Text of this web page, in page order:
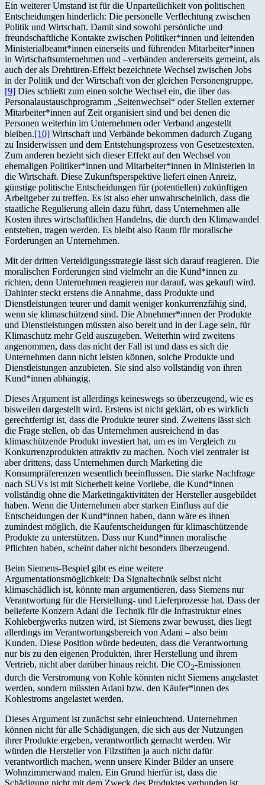
Ein weiterer Umstand ist für die Unparteilichkeit von politischen
Entscheidungen hinderlich: Die personelle Verflechtung zwischen
Politik und Wirtschaft. Damit sind sowohl persönliche und
freundschaftliche Kontakte zwischen Politiker*innen und leitenden
Ministerialbeamt*innen einerseits und führenden Mitarbeiter*innen
in Wirtschaftsunternehmen und –verbänden andererseits gemeint, als
auch der als Drehtüren-Effekt bezeichnete Wechsel zwischen Jobs
in der Politik und der Wirtschaft von der gleichen Personengruppe.
[9] Dies schließt zum einen solche Wechsel ein, die über das
Personalaustauschprogramm „Seitenwechsel“ oder Stellen externer
Mitarbeiter*innen auf Zeit organisiert sind und bei denen die
Personen weiterhin im Unternehmen oder Verband angestellt
bleiben.[10] Wirtschaft und Verbände bekommen dadurch Zugang
zu Insiderwissen und dem Entstehungsprozess von Gesetzestexten.
Zum anderen bezieht sich dieser Effekt auf den Wechsel von
ehemaligen Politiker*innen und Mitarbeiter*innen in Ministerien in
die Wirtschaft. Diese Zukunftsperspektive liefert einen Anreiz,
günstige politische Entscheidungen für (potentiellen) zukünftigen
Arbeitgeber zu treffen. Es ist also eher unwahrscheinlich, dass die
staatliche Regulierung allein dazu führt, dass Unternehmen alle
Kosten ihres wirtschaftlichen Handelns, die durch den Klimawandel
entstehen, tragen werden. Es bleibt also Raum für moralische
Forderungen an Unternehmen.
Mit der dritten Verteidigungsstrategie lässt sich darauf reagieren. Die
moralischen Forderungen sind vielmehr an die Kund*innen zu
richten, denn Unternehmen reagieren nur darauf, was gekauft wird.
Dahinter steckt erstens die Annahme, dass Produkte und
Dienstleistungen teurer und damit weniger konkurrenzfähig sind,
wenn sie klimaschützend sind. Die Abnehmer*innen der Produkte
und Dienstleistungen müssten also bereit und in der Lage sein, für
Klimaschutz mehr Geld auszugeben. Weiterhin wird zweitens
angenommen, dass das nicht der Fall ist und dass es sich die
Unternehmen dann nicht leisten können, solche Produkte und
Dienstleistungen anzubieten. Sie sind also vollständig von ihren
Kund*innen abhängig.
Dieses Argument ist allerdings keineswegs so überzeugend, wie es
bisweilen dargestellt wird. Erstens ist nicht geklärt, ob es wirklich
gerechtfertigt ist, dass die Produkte teurer sind. Zweitens lässt sich
die Frage stellen, ob das Unternehmen ausreichend in das
klimaschützende Produkt investiert hat, um es im Vergleich zu
Konkurrenzprodukten attraktiv zu machen. Noch viel zentraler ist
aber drittens, dass Unternehmen durch Marketing die
Konsumpräferenzen wesentlich beeinflussen. Die starke Nachfrage
nach SUVs ist mit Sicherheit keine Vorliebe, die Kund*innen
vollständig ohne die Marketingaktivitäten der Hersteller ausgebildet
haben. Wenn die Unternehmen aber starken Einfluss auf die
Entscheidungen der Kund*innen haben, dann wäre es ihnen
zumindest möglich, die Kaufentscheidungen für klimaschützende
Produkte zu unterstützen. Dass nur Kund*innen moralische
Pflichten haben, scheint daher nicht besonders überzeugend.
Beim Siemens-Bespiel gibt es eine weitere
Argumentationsmöglichkeit: Da Signaltechnik selbst nicht
klimaschädlich ist, könnte man argumentieren, dass Siemens nur
Verantwortung für die Herstellung- und Lieferprozesse hat. Dass der
belieferte Konzern Adani die Technik für die Infrastruktur eines
Kohlebergwerks nutzen wird, ist Siemens zwar bewusst, dies liegt
allerdings im Verantwortungsbereich von Adani – also beim
Kunden. Diese Position würde bedeuten, dass die Verantwortung
nur bis zu den eigenen Produkten, ihrer Herstellung und ihrem
Vertrieb, nicht aber darüber hinaus reicht. Die CO2-Emissionen
durch die Verstromung von Kohle könnten nicht Siemens angelastet
werden, sondern müssten Adani bzw. den Käufer*innen des
Kohlestroms angelastet werden.
Dieses Argument ist zunächst sehr einleuchtend. Unternehmen
können nicht für alle Schädigungen, die sich aus der Nutzungen
ihrer Produkte ergeben, verantwortlich gemacht werden. Wir
würden die Hersteller von Filzstiften ja auch nicht dafür
verantwortlich machen, wenn unsere Kinder Bilder an unsere
Wohnzimmerwand malen. Ein Grund hierfür ist, dass die